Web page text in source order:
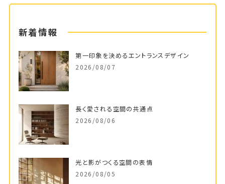
新着情報
第一印象を決めるエントランスデザイン
2026/08/07
長く愛される空間の共通点
2026/08/06
光と影がつくる空間の表情
2026/08/05